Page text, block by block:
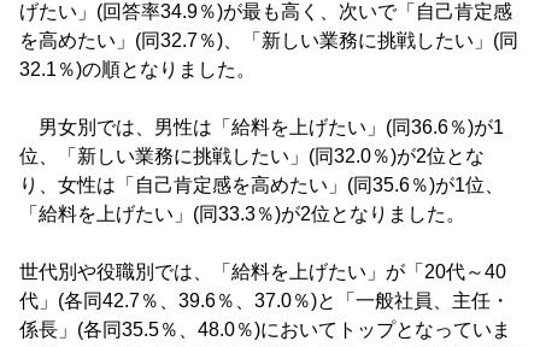
げたい」(回答率34.9％)が最も高く、次いで「自己肯定感
を高めたい」(同32.7％)、「新しい業務に挑戦したい」(同
32.1％)の順となりました。
男女別では、男性は「給料を上げたい」(同36.6％)が1
位、「新しい業務に挑戦したい」(同32.0％)が2位とな
り、女性は「自己肯定感を高めたい」(同35.6％)が1位、
「給料を上げたい」(同33.3％)が2位となりました。
世代別や役職別では、「給料を上げたい」が「20代～40
代」(各同42.7％、39.6％、37.0％)と「一般社員、主任・
係長」(各同35.5％、48.0％)においてトップとなっていま